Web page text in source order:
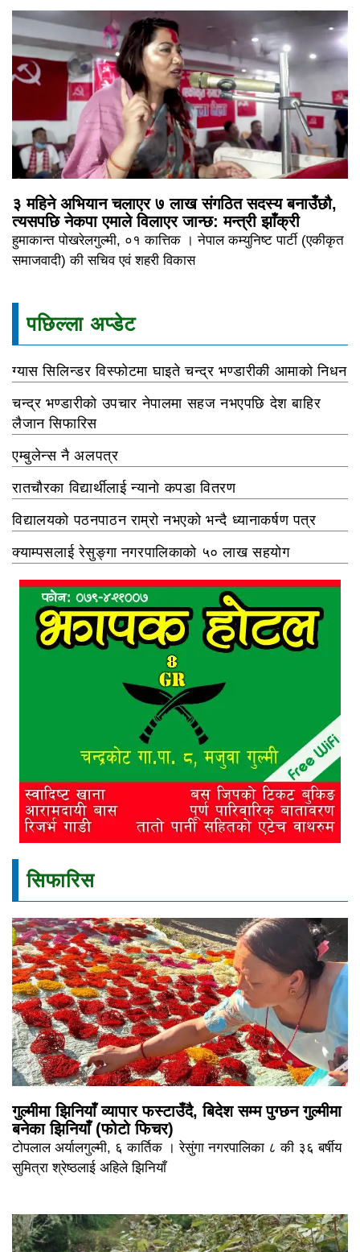
३ महिने अभियान चलाएर ७ लाख संगठित सदस्य बनाउँछौ,
त्यसपछि नेकपा एमाले विलाएर जान्छ: मन्त्री झाँक्री
हुमाकान्त पोखरेलगुल्मी, ०१ कात्तिक । नेपाल कम्युनिष्ट पार्टी (एकीकृत
समाजवादी) की सचिव एवं शहरी विकास
पछिल्ला अप्डेट
ग्यास सिलिन्डर विस्फोटमा घाइते चन्द्र भण्डारीकी आमाको निधन
चन्द्र भण्डारीको उपचार नेपालमा सहज नभएपछि देश बाहिर
लैजान सिफारिस
एम्बुलेन्स नै अलपत्र
रातचौरका विद्यार्थीलाई न्यानो कपडा वितरण
विद्यालयको पठनपाठन राम्रो नभएको भन्दै ध्यानाकर्षण पत्र
क्याम्पसलाई रेसुङ्गा नगरपालिकाको ५० लाख सहयोग
सिफारिस
गुल्मीमा झिनियाँ व्यापार फस्टाउँदै, बिदेश सम्म पुग्छन गुल्मीमा
बनेका झिनियाँ (फोटो फिचर)
टोपलाल अर्यालगुल्मी, ६ कार्तिक । रेसुंगा नगरपालिका ८ की ३६ बर्षीय
सुमित्रा श्रेष्ठलाई अहिले झिनियाँ